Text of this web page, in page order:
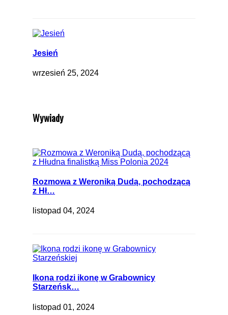
Jesień
wrzesień 25, 2024
Wywiady
Rozmowa z Weroniką Dudą, pochodzącą
z Hł…
listopad 04, 2024
Ikona rodzi ikonę w Grabownicy
Starzeńsk…
listopad 01, 2024